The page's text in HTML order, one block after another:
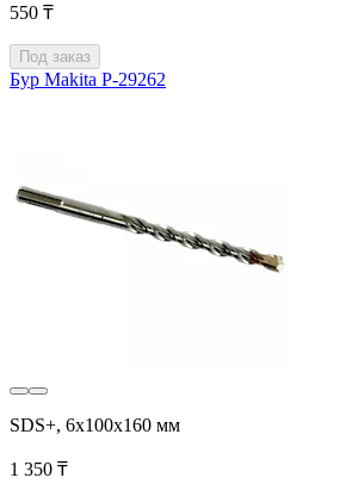
550 ₸
Под заказ
Бур Makita P-29262
SDS+, 6х100x160 мм
1 350 ₸